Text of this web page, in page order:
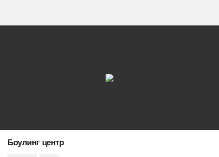
Боулинг центр